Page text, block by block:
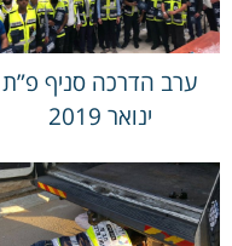
ערב הדרכה סניף פ”ת
ינואר 2019